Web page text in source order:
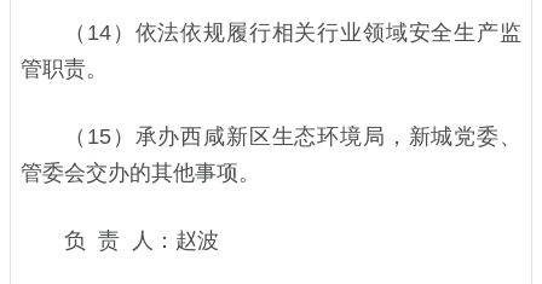
（14）依法依规履行相关行业领域安全生产监
管职责。
（15）承办西咸新区生态环境局，新城党委、
管委会交办的其他事项。
负 责 人：赵波